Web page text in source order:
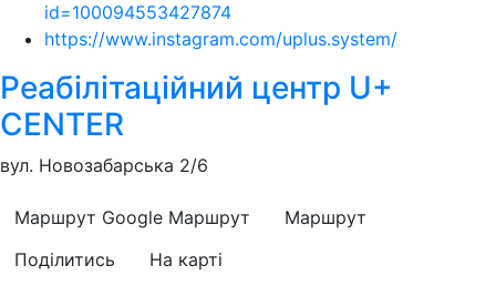
id=100094553427874
https://www.instagram.com/uplus.system/
Реабілітаційний центр U+
CENTER
вул. Новозабарська 2/6
Маршрут Google Маршрут
Маршрут
Поділитись
На карті